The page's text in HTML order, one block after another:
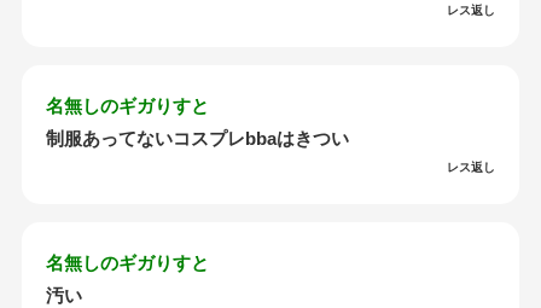
レス返し
名無しのギガりすと
制服あってないコスプレbbaはきつい
レス返し
名無しのギガりすと
汚い